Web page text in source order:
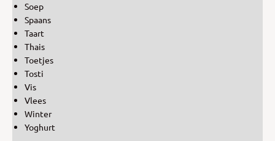
Soep
Spaans
Taart
Thais
Toetjes
Tosti
Vis
Vlees
Winter
Yoghurt